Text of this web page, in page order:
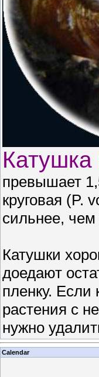
Катушка
превышает
круговая (P.
сильнее, чем
Катушки
доедают
пленку. Если
растения с
нужно
Calendar